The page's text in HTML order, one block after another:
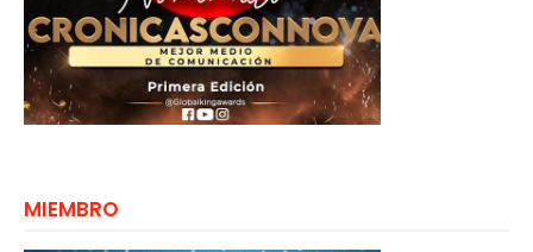
MIEMBRO